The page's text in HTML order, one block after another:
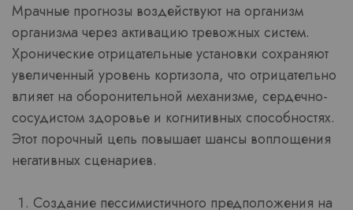
Мрачные прогнозы воздействуют на организм
организма через активацию тревожных систем.
Хронические отрицательные установки сохраняют
увеличенный уровень кортизола, что отрицательно
влияет на оборонительной механизме, сердечно-
сосудистом здоровье и когнитивных способностях.
Этот порочный цепь повышает шансы воплощения
негативных сценариев.
Создание пессимистичного предположения на